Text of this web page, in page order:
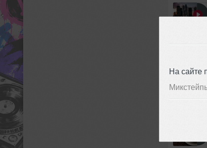
На сайте